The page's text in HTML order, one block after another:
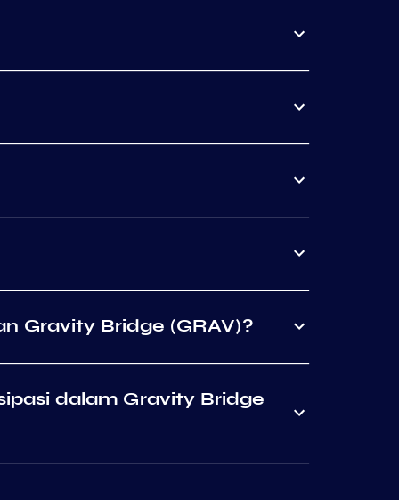
Gravity Bridge (GRAV)?
dalam Gravity Bridge